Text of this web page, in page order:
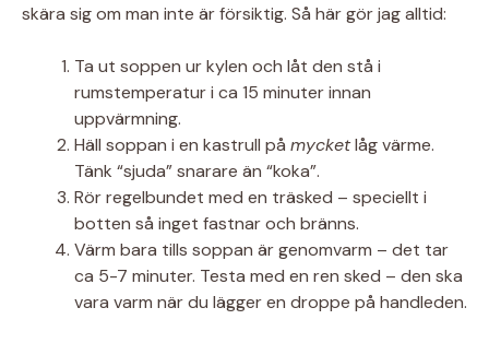
skära sig om man inte är försiktig. Så här gör jag alltid:
Ta ut soppen ur kylen och låt den stå i
rumstemperatur i ca 15 minuter innan
uppvärmning.
Häll soppan i en kastrull på mycketlåg värme.
Tänk “sjuda” snarare än “koka”.
Rör regelbundet med en träsked – speciellt i
botten så inget fastnar och bränns.
Värm bara tills soppan är genomvarm – det tar
ca 5-7 minuter. Testa med en ren sked – den ska
vara varm när du lägger en droppe på handleden.